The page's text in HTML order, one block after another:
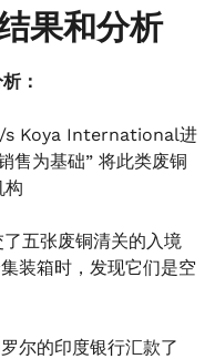
果和分析
：
s Koya International进
售为基础” 将此类废铜
构
五张废铜清关的入境
装箱时，发现它们是空
尔的印度银行汇款了